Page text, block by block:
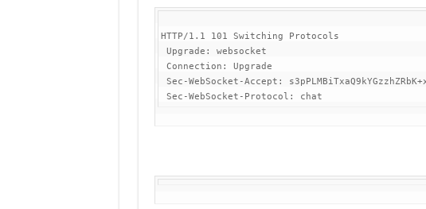
HTTP/1.1 101 Switching Protocols
Upgrade: websocket
Connection: Upgrade
Sec-WebSocket-Accept:
Sec-WebSocket-Protocol: chat